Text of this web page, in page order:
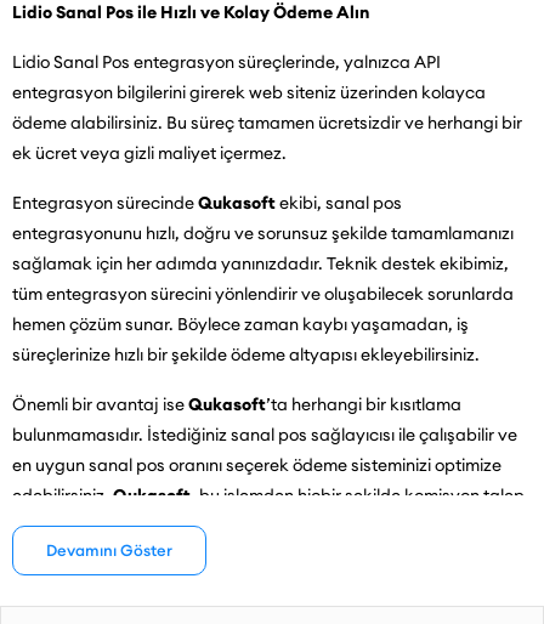
Lidio Sanal Pos ile Hızlı ve Kolay Ödeme Alın
Lidio Sanal Pos entegrasyon süreçlerinde, yalnızca API
entegrasyon bilgilerini girerek web siteniz üzerinden kolayca
ödeme alabilirsiniz. Bu süreç tamamen ücretsizdir ve herhangi bir
ek ücret veya gizli maliyet içermez.
Entegrasyon sürecindeQukasoftekibi, sanal pos
entegrasyonunu hızlı, doğru ve sorunsuz şekilde tamamlamanızı
sağlamak için her adımda yanınızdadır. Teknik destek ekibimiz,
tüm entegrasyon sürecini yönlendirir ve oluşabilecek sorunlarda
hemen çözüm sunar. Böylece zaman kaybı yaşamadan, iş
süreçlerinize hızlı bir şekilde ödeme altyapısı ekleyebilirsiniz.
Önemli bir avantaj iseQukasoft’ta herhangi bir kısıtlama
bulunmamasıdır. İstediğiniz sanal pos sağlayıcısı ile çalışabilir ve
en uygun sanal pos oranını seçerek ödeme sisteminizi optimize
edebilirsiniz. Qukasoft , bu işlemden hiçbir şekilde komisyon talep
etmez, bu da maliyetlerinizi düşürür ve daha kârlı bir ödeme
altyapısı kurmanıza olanak tanır.
Bu sayede, ödeme sisteminizi esnek bir şekilde yönetebilir,
Devamını Göster